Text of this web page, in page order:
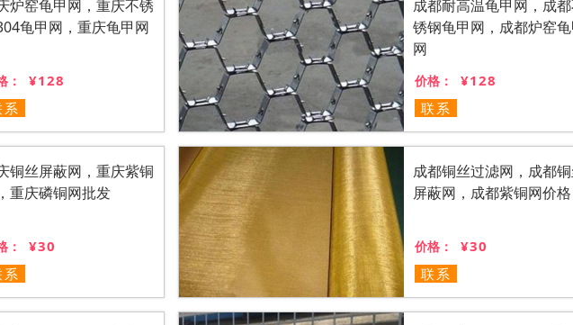
炉窑龟甲网，重庆不锈
龟甲网，重庆龟甲网
：
¥128
系
成都耐高温龟甲网，成
锈钢龟甲网，成都炉窑
网
价格：
¥128
联系
铜丝屏蔽网，重庆紫铜
重庆磷铜网批发
：
¥30
系
成都铜丝过滤网，成都
屏蔽网，成都紫铜网价格
价格：
¥30
联系